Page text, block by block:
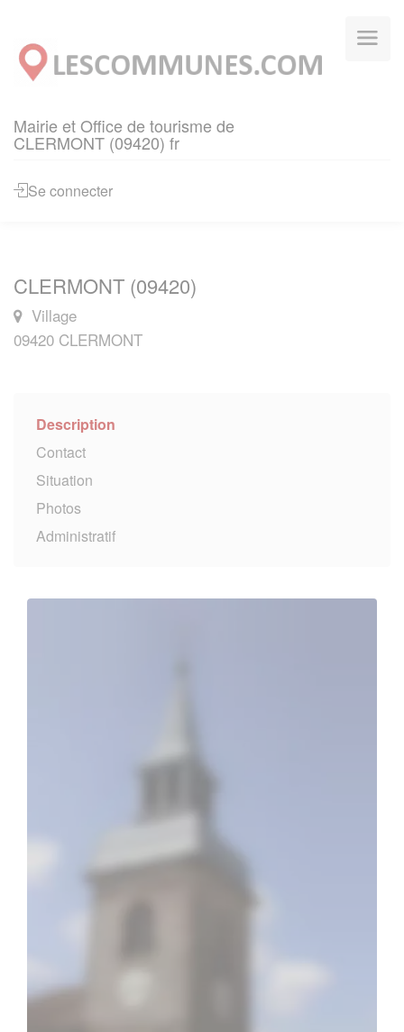
Mairie et Office de tourisme de
CLERMONT (09420) fr
Se connecter
CLERMONT (09420)
Village
09420 CLERMONT
Description
Contact
Situation
Photos
Administratif